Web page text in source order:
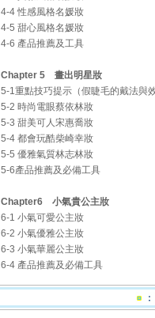
4-4 性感風格名媛妝
4-5 甜心風格名媛妝
4-6 產品推薦及工具
Chapter 5 畫出明星妝
5-1重點技巧提示（假睫毛的戴法與
5-2 時尚電眼蔡依林妝
5-3 甜美可人宋惠喬妝
5-4 都會玩酷柴崎幸妝
5-5 優雅氣質林志林妝
5-6產品推薦及必備工具
Chapter6 小氣貴公主妝
6-1 小氣可愛公主妝
6-2 小氣優雅公主妝
6-3 小氣華麗公主妝
6-4 產品推薦及必備工具